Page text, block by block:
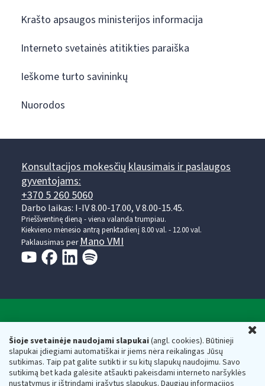
Šioje svetainėje naudojami slapukai(angl. cookies). Būtinieji
slapukai įdiegiami automatiškai ir jiems nėra reikalingas Jūsų
sutikimas. Taip pat galite sutikti ir su kitų slapukų naudojimu. Savo
sutikimą bet kada galėsite atšaukti pakeisdami interneto naršyklės
nustatymus ir ištrindami įrašytus slapukus. Daugiau informacijos
Krašto apsaugos ministerijos informacija
Interneto svetainės atitikties paraiška
Ieškome turto savininkų
Nuorodos
Konsultacijos mokesčių klausimais ir paslaugos
gyventojams:
+370 5 260 5060
Darbo laikas: I-IV 8.00-17.00, V 8.00-15.45.
Prieššventinę dieną - viena valanda trumpiau.
Kiekvieno mėnesio antrą penktadienį 8.00 val. - 12.00 val.
Paklausimas perMano VMI
Valstybinė mokesčių inspekcija prie Lietuvos
Respublikos finansų ministerijos
Biudžetinė įstaiga. Juridinio asmens kodas — 188659752,
adresas: Vasario 16-osios g. 14, 01107 Vilnius, Lietuva, el.paštas:
vmi@vmi.lt, E. pristatymo dėžutės adresas 188659752